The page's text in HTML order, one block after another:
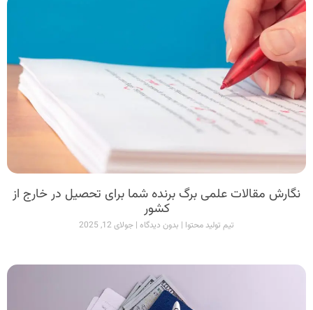
نگارش مقالات علمی برگ برنده شما برای تحصیل در خارج از
کشور
تیم تولید محتوا بدون دیدگاه جولای 12, 2025